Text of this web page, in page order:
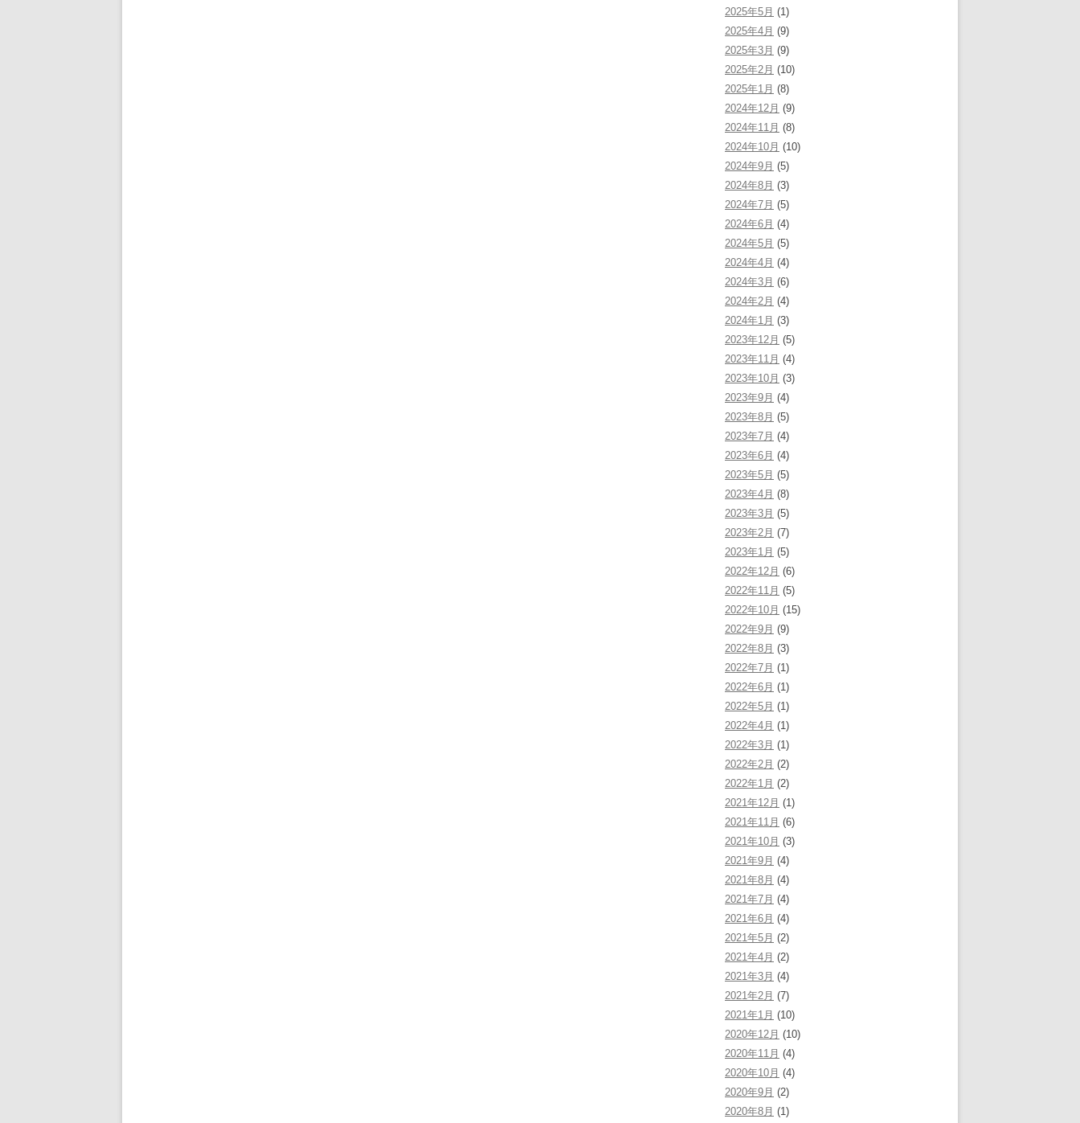
2025年5月 (1)
2025年4月 (9)
2025年3月 (9)
2025年2月 (10)
2025年1月 (8)
2024年12月 (9)
2024年11月 (8)
2024年10月 (10)
2024年9月 (5)
2024年8月 (3)
2024年7月 (5)
2024年6月 (4)
2024年5月 (5)
2024年4月 (4)
2024年3月 (6)
2024年2月 (4)
2024年1月 (3)
2023年12月 (5)
2023年11月 (4)
2023年10月 (3)
2023年9月 (4)
2023年8月 (5)
2023年7月 (4)
2023年6月 (4)
2023年5月 (5)
2023年4月 (8)
2023年3月 (5)
2023年2月 (7)
2023年1月 (5)
2022年12月 (6)
2022年11月 (5)
2022年10月 (15)
2022年9月 (9)
2022年8月 (3)
2022年7月 (1)
2022年6月 (1)
2022年5月 (1)
2022年4月 (1)
2022年3月 (1)
2022年2月 (2)
2022年1月 (2)
2021年12月 (1)
2021年11月 (6)
2021年10月 (3)
2021年9月 (4)
2021年8月 (4)
2021年7月 (4)
2021年6月 (4)
2021年5月 (2)
2021年4月 (2)
2021年3月 (4)
2021年2月 (7)
2021年1月 (10)
2020年12月 (10)
2020年11月 (4)
2020年10月 (4)
2020年9月 (2)
2020年8月 (1)